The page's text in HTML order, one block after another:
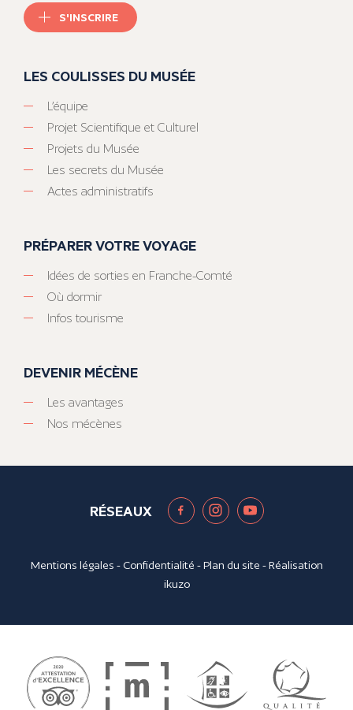
S'INSCRIRE
LES COULISSES DU MUSÉE
L’équipe
Projet Scientifique et Culturel
Projets du Musée
Les secrets du Musée
Actes administratifs
PRÉPARER VOTRE VOYAGE
Idées de sorties en Franche-Comté
Où dormir
Infos tourisme
DEVENIR MÉCÈNE
Les avantages
Nos mécènes
RÉSEAUX
Mentions légales - Confidentialité -Plan du site - Réalisation
ikuzo